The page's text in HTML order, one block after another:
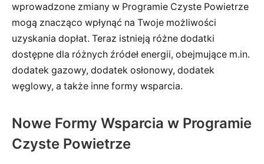
wprowadzone zmiany w Programie Czyste Powietrze
mogą znacząco wpłynąć na Twoje możliwości
uzyskania dopłat. Teraz istnieją różne dodatki
dostępne dla różnych źródeł energii, obejmujące m.in.
dodatek gazowy, dodatek osłonowy, dodatek
węglowy, a także inne formy wsparcia.
Nowe Formy Wsparcia w Programie
Czyste Powietrze